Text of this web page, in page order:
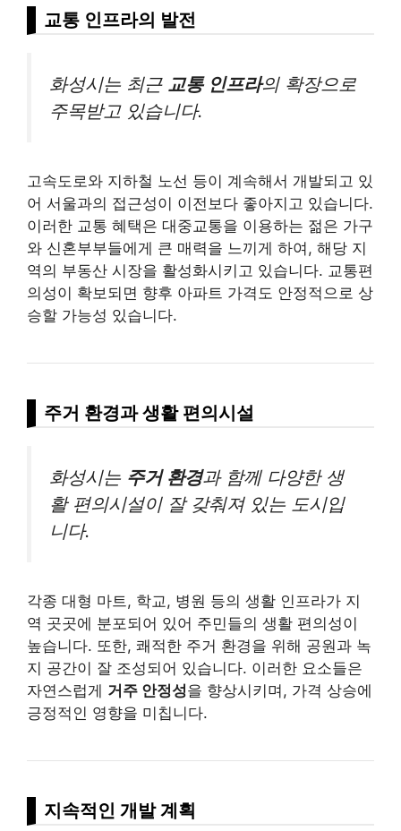
교통 인프라의 발전
화성시는 최근 교통 인프라의 확장으로
주목받고 있습니다.
고속도로와 지하철 노선 등이 계속해서 개발되고 있
어 서울과의 접근성이 이전보다 좋아지고 있습니다.
이러한 교통 혜택은 대중교통을 이용하는 젊은 가구
와 신혼부부들에게 큰 매력을 느끼게 하여, 해당 지
역의 부동산 시장을 활성화시키고 있습니다. 교통편
의성이 확보되면 향후 아파트 가격도 안정적으로 상
승할 가능성 있습니다.
주거 환경과 생활 편의시설
화성시는 주거 환경과 함께 다양한 생
활 편의시설이 잘 갖춰져 있는 도시입
니다.
각종 대형 마트, 학교, 병원 등의 생활 인프라가 지
역 곳곳에 분포되어 있어 주민들의 생활 편의성이
높습니다. 또한, 쾌적한 주거 환경을 위해 공원과 녹
지 공간이 잘 조성되어 있습니다. 이러한 요소들은
자연스럽게 거주 안정성을 향상시키며, 가격 상승에
긍정적인 영향을 미칩니다.
지속적인 개발 계획